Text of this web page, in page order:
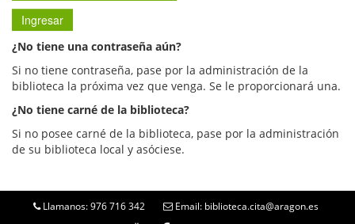
¿No tiene una contraseña aún?
Si no tiene contraseña, pase por la administración de la
biblioteca la próxima vez que venga. Se le proporcionará una.
¿No tiene carné de la biblioteca?
Si no posee carné de la biblioteca, pase por la administración
de su biblioteca local y asóciese.
Llamanos: 976 716 342 Email: biblioteca.cita@aragon.es